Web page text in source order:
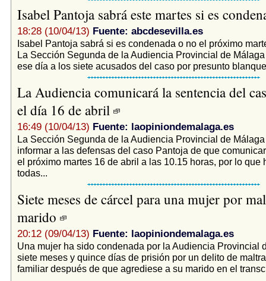
Isabel Pantoja sabrá este martes si es
18:28 (10/04/13) Fuente: abcdesevilla.es
Isabel Pantoja sabrá si es condenada o no el próximo
La Sección Segunda de la Audiencia Provincial de
ese día a los siete acusados del caso por presunto
La Audiencia comunicará la sentencia del
el día 16 de abril
16:49 (10/04/13) Fuente: laopiniondemalaga.es
La Sección Segunda de la Audiencia Provincial de
informar a las defensas del caso Pantoja de que
el próximo martes 16 de abril a las 10.15 horas, por lo que
todas...
Siete meses de cárcel para una mujer por
marido
20:12 (09/04/13) Fuente: laopiniondemalaga.es
Una mujer ha sido condenada por la Audiencia Provincial
siete meses y quince días de prisión por un delito de
familiar después de que agrediese a su marido en el